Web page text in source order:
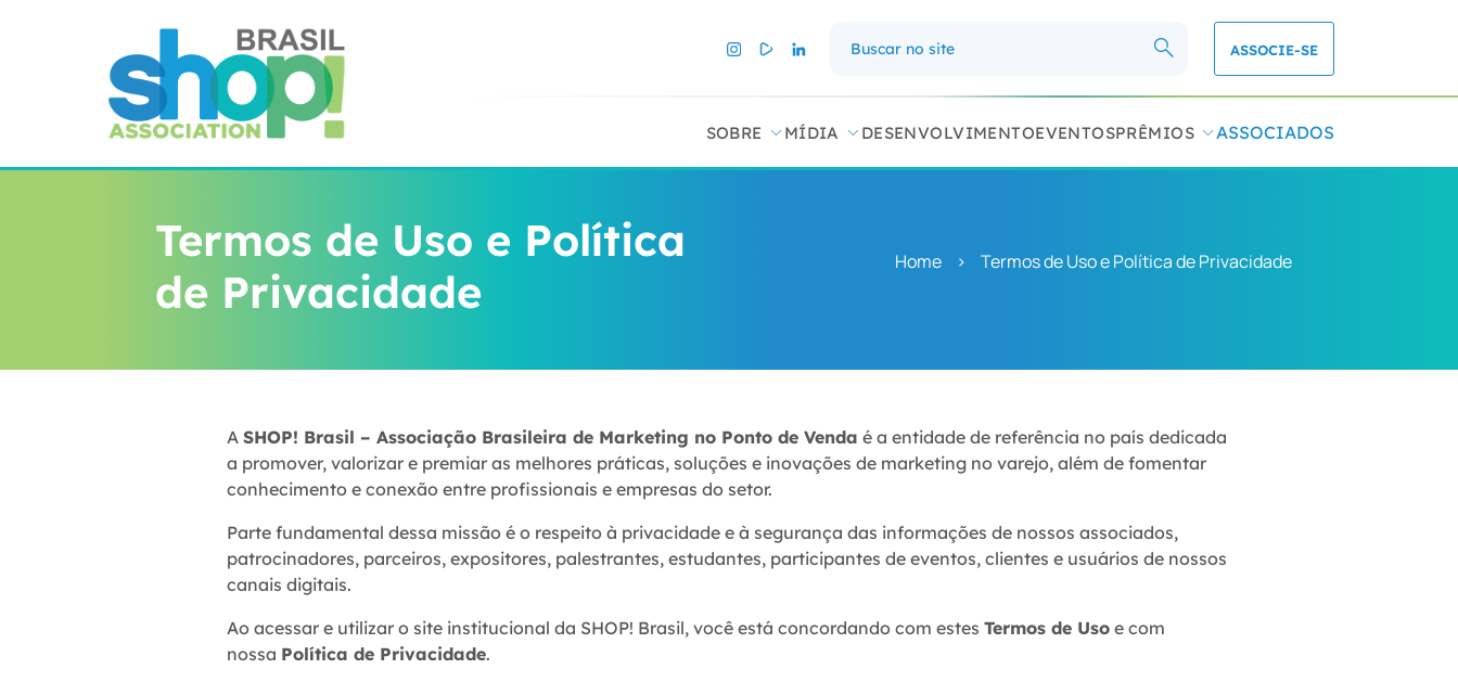
ASSOCIE-SE
SOBRE MÍDIA DESENVOLVIMENTOEVENTOSPRÊMIOS ASSOCIADOS
Termos de Uso e Política
de Privacidade
Home > Termos de Uso e Política de Privacidade
A SHOP! Brasil – Associação Brasileira de Marketing no Ponto de Venda é a entidade de referência no país dedicada
a promover, valorizar e premiar as melhores práticas, soluções e inovações de marketing no varejo, além de fomentar
conhecimento e conexão entre profissionais e empresas do setor.
Parte fundamental dessa missão é o respeito à privacidade e à segurança das informações de nossos associados,
patrocinadores, parceiros, expositores, palestrantes, estudantes, participantes de eventos, clientes e usuários de nossos
canais digitais.
Ao acessar e utilizar o site institucional da SHOP! Brasil, você está concordando com estes Termos de Uso e com
nossa Política de Privacidade.